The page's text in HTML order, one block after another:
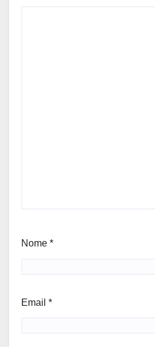
Nome *
Email *